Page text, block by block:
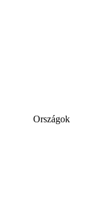
Országok